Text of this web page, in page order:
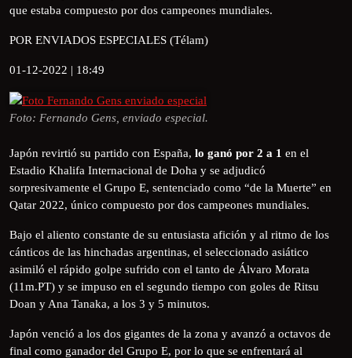
que estaba compuesto por dos campeones mundiales.
POR ENVIADOS ESPECIALES (Télam)
01-12-2022 | 18:49
Foto: Fernando Gens, enviado especial.
Japón revirtió su partido con España, lo ganó por 2 a 1 en el
Estadio Khalifa Internacional de Doha y se adjudicó
sorpresivamente el Grupo E, sentenciado como “de la Muerte” en
Qatar 2022, único compuesto por dos campeones mundiales.
Bajo el aliento constante de su entusiasta afición y al ritmo de los
cánticos de las hinchadas argentinas, el seleccionado asiático
asimiló el rápido golpe sufrido con el tanto de Álvaro Morata
(11m.PT) y se impuso en el segundo tiempo con goles de Ritsu
Doan y Ana Tanaka, a los 3 y 5 minutos.
Japón venció a los dos gigantes de la zona y avanzó a octavos de
final como ganador del Grupo E, por lo que se enfrentará al